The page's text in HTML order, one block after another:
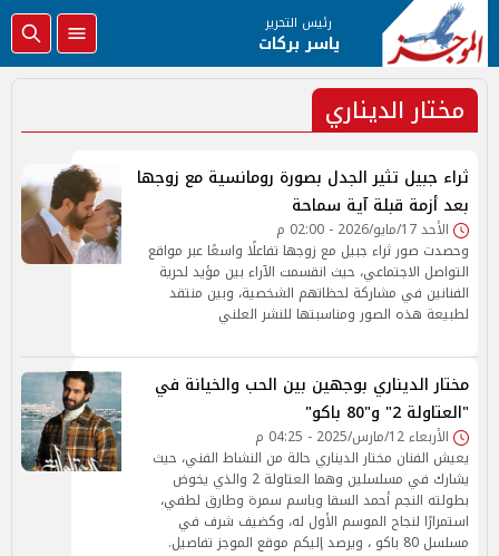
رئيس التحرير
ياسر بركات
مختار الديناري
ثراء جبيل تثير الجدل بصورة رومانسية مع زوجها
بعد أزمة قبلة آية سماحة
الأحد 17/مايو/2026 - 02:00 م
وحصدت صور ثراء جبيل مع زوجها تفاعلًا واسعًا عبر مواقع
التواصل الاجتماعي، حيث انقسمت الآراء بين مؤيد لحرية
الفنانين في مشاركة لحظاتهم الشخصية، وبين منتقد
لطبيعة هذه الصور ومناسبتها للنشر العلني
مختار الديناري بوجهين بين الحب والخيانة في
"العتاولة 2" و"80 باكو"
الأربعاء 12/مارس/2025 - 04:25 م
يعيش الفنان مختار الديناري حالة من النشاط الفني، حيث
يشارك في مسلسلين وهما العتاولة 2 والذي يخوض
بطولته النجم أحمد السقا وباسم سمرة وطارق لطفي،
استمرارًا لنجاح الموسم الأول له، وكضيف شرف في
مسلسل 80 باكو ، ويرصد إليكم موقع الموجز تفاصيل.